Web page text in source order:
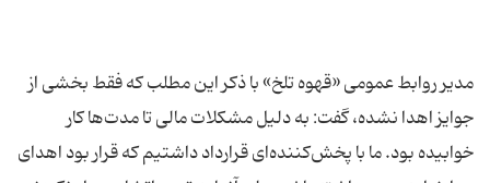
مدیر روابط عمومی «قهوه تلخ» با ذكر این مطلب كه فقط بخشی از
جوایز اهدا نشده، گفت: به دلیل مشكلات مالی تا مدت‌ها كار
خوابیده بود. ما با پخش‌كننده‌ای قرارداد داشتیم كه قرار بود اهدای